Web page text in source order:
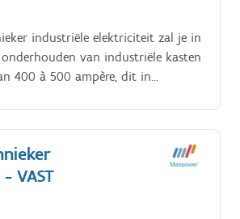
industriële elektriciteit zal je in
van industriële kasten
400 à 500 ampère, dit in
vervang je kabels waar nodig
aanpassingen Naast
word je verantwoordelijk
van acute storingen Je gaat op
stelt de diagnose en lost deze
VAST